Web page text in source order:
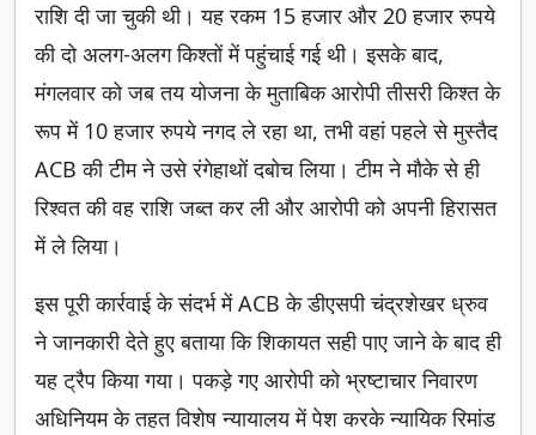
राशि दी जा चुकी थी। यह रकम 15 हजार और 20 हजार रुपये
की दो अलग-अलग किश्तों में पहुंचाई गई थी। इसके बाद,
मंगलवार को जब तय योजना के मुताबिक आरोपी तीसरी किश्त के
रूप में 10 हजार रुपये नगद ले रहा था, तभी वहां पहले से मुस्तैद
ACB की टीम ने उसे रंगेहाथों दबोच लिया। टीम ने मौके से ही
रिश्वत की वह राशि जब्त कर ली और आरोपी को अपनी हिरासत
में ले लिया।
इस पूरी कार्रवाई के संदर्भ में ACB के डीएसपी चंद्रशेखर ध्रुव
ने जानकारी देते हुए बताया कि शिकायत सही पाए जाने के बाद ही
यह ट्रैप किया गया। पकड़े गए आरोपी को भ्रष्टाचार निवारण
अधिनियम के तहत विशेष न्यायालय में पेश करके न्यायिक रिमांड